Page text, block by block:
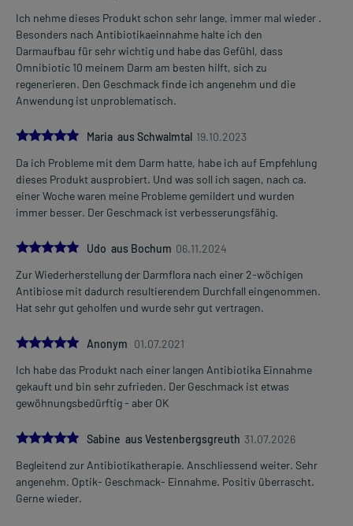
Ich nehme dieses Produkt schon sehr lange, immer mal wieder .
Besonders nach Antibiotikaeinnahme halte ich den
Darmaufbau für sehr wichtig und habe das Gefühl, dass
Omnibiotic 10 meinem Darm am besten hilft, sich zu
regenerieren. Den Geschmack finde ich angenehm und die
Anwendung ist unproblematisch.
5.0
Maria aus Schwalmtal 19.10.2023
Da ich Probleme mit dem Darm hatte, habe ich auf Empfehlung
dieses Produkt ausprobiert. Und was soll ich sagen, nach ca.
einer Woche waren meine Probleme gemildert und wurden
immer besser. Der Geschmack ist verbesserungsfähig.
5.0
Udo aus Bochum 06.11.2024
Zur Wiederherstellung der Darmflora nach einer 2-wöchigen
Antibiose mit dadurch resultierendem Durchfall eingenommen.
Hat sehr gut geholfen und wurde sehr gut vertragen.
5.0Anonym 01.07.2021
Ich habe das Produkt nach einer langen Antibiotika Einnahme
gekauft und bin sehr zufrieden. Der Geschmack ist etwas
gewöhnungsbedürftig - aber OK
5.0
Sabine aus Vestenbergsgreuth 31.07.2026
Begleitend zur Antibiotikatherapie. Anschliessend weiter. Sehr
angenehm. Optik- Geschmack- Einnahme. Positiv überrascht.
Gerne wieder.